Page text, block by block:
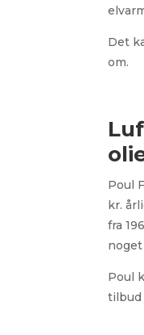
Det
om.
Poul
kr.
fra
noget
Poul
tilbud